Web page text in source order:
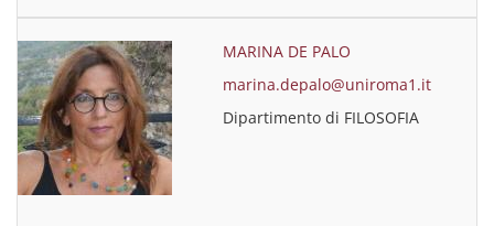
MARINA DE PALO
marina.depalo@uniroma1.it
Dipartimento di FILOSOFIA